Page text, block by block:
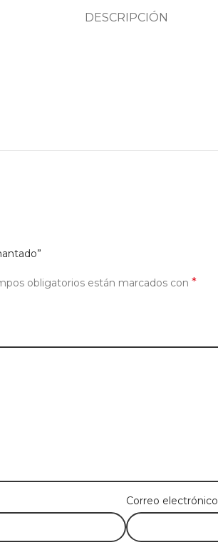
DESCRIPCIÓN
obligatorios están marcados con *
Correo electrónico